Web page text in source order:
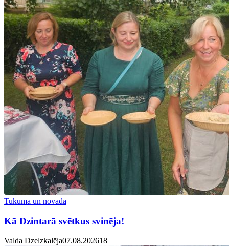
Tukumā un novadā
Kā Dzintarā svētkus svinēja!
Valda Dzelzkalēja07.08.202618